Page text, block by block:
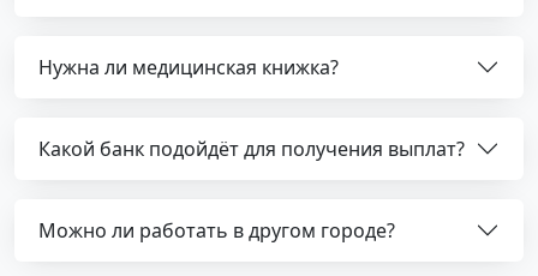
Нужна ли медицинская книжка?
Какой банк подойдёт для получения выплат?
Можно ли работать в другом городе?